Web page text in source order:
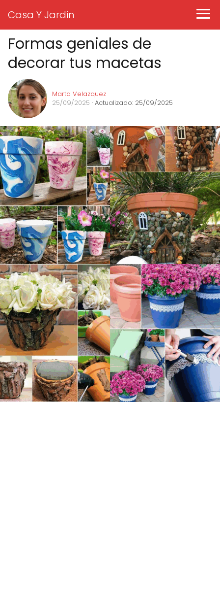
Casa Y Jardin
Formas geniales de
decorar tus macetas
Marta Velazquez
25/09/2025 · Actualizado: 25/09/2025